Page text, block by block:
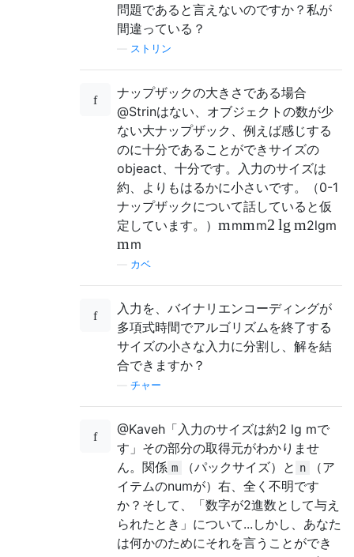
問題であると言えないのですか？私が
間違っている？
ストリン
ナップザックの大きさである場合
@Strinはない、オブジェクトの数が少
ない大ナップザック、例えば感じする
のに十分であることができサイズの
objeact、十分です。入力のサイズは
約、よりもはるかに小さいです。（0-1
ナップザックについて話していると仮
定しています。） m mm m2 lg m2lgm
m m
カベ
入力を、バイナリエンコーディングが
多項式時間でアルゴリズムを終了する
サイズの小さな入力に分割し、解を結
合できますか？
チャー
@Kaveh「入力のサイズは約2 lg mで
す」その部分の取得元がわかりませ
ん。関係 m （パックサイズ）と n
（ア
イテムのnumが）右、全く不明です
か？そして、「数字が2進数として与え
られたとき」について...しかし、あなた
は何かのためにそれを言うことができ